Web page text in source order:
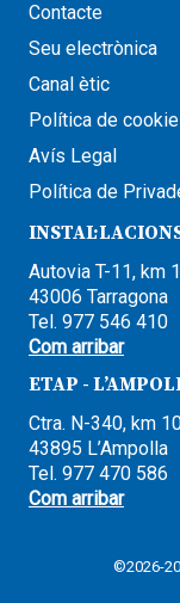
Contacte
Seu electrònica
Canal ètic
Política de
Avís Legal
Política de
Autovia T-11, km
43006 Tarragona
Tel. 977 546 410
Com arribar
ETAP -
Ctra. N-340, km
43895 L’Ampolla
Tel. 977 470 586
Com arribar
©2026-